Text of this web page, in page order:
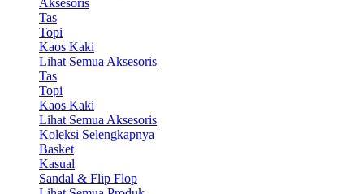
Tas
Topi
Kaos Kaki
Lihat Semua Aksesoris
Tas
Topi
Kaos Kaki
Lihat Semua Aksesoris
Koleksi Selengkapnya
Basket
Kasual
Sandal & Flip Flop